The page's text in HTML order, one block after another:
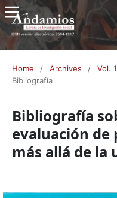
Home / Archives / Vol.
Bibliografía
Bibliografía
evaluación de
más allá de la